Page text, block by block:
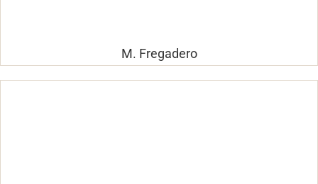
M. Fregadero